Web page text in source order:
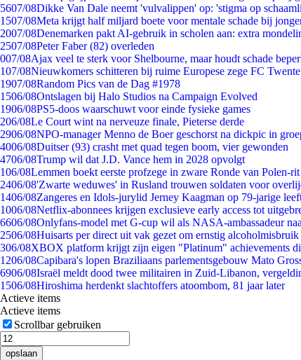
5607/08Dikke Van Dale neemt 'vulvalippen' op: 'stigma op
1507/08Meta krijgt half miljard boete voor mentale schade bij
2007/08Denemarken pakt AI-gebruik in scholen aan: extra
2507/08Peter Faber (82) overleden
007/08Ajax veel te sterk voor Shelbourne, maar houdt schade
107/08Nieuwkomers schitteren bij ruime Europese zege FC Twente
1907/08Random Pics van de Dag #1978
1506/08Ontslagen bij Halo Studios na Campaign Evolved
1906/08PS5-doos waarschuwt voor einde fysieke games
206/08Le Court wint na nerveuze finale, Pieterse derde
2906/08NPO-manager Menno de Boer geschorst na dickpic in
4006/08Duitser (93) crasht met quad tegen boom, vier gewonden
4706/08Trump wil dat J.D. Vance hem in 2028 opvolgt
106/08Lemmen boekt eerste profzege in zware Ronde van Polen-rit
2406/08'Zwarte weduwes' in Rusland trouwen soldaten voor
1406/08Zangeres en Idols-jurylid Jerney Kaagman op 79-jarige
1006/08Netflix-abonnees krijgen exclusieve early access tot
6606/08Onlyfans-model met G-cup wil als NASA-ambassadeur
2506/08Huisarts per direct uit vak gezet om ernstig alcoholmisbruik
306/08XBOX platform krijgt zijn eigen "Platinum" achievements
1206/08Capibara's lopen Braziliaans parlementsgebouw Mato
6906/08Israël meldt dood twee militairen in Zuid-Libanon,
1506/08Hiroshima herdenkt slachtoffers atoombom, 81 jaar later
Actieve items
Actieve items
Scrollbar gebruiken
opslaan